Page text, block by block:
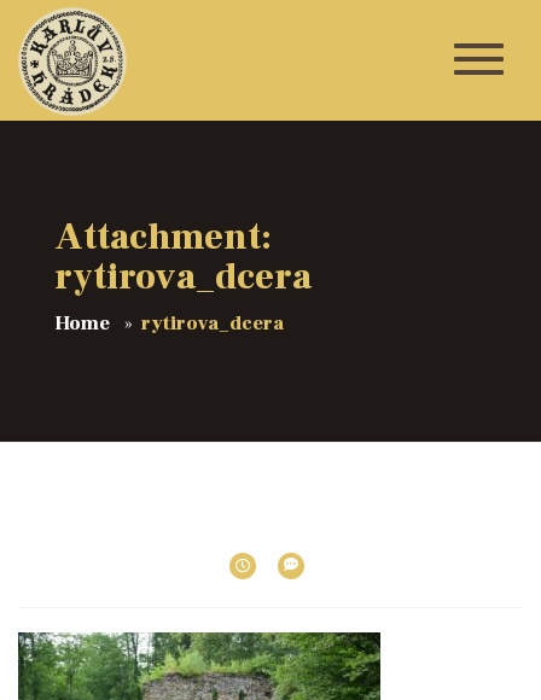
Attachment:
rytirova_dcera
Home rytirova_dcera